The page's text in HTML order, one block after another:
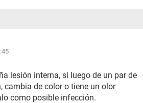
lesión interna, si luego de un par de
cambia de color o tiene un olor
como posible infección.